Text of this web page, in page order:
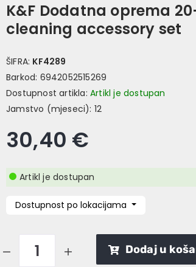
K&F Dodatna oprema
cleaning accessory set
ŠIFRA: KF4289
Barkod: 6942052515269
Dostupnost artikla: Artikl je dostupan
Jamstvo (mjeseci): 12
30,40 €
Artikl je dostupan
Dostupnost po lokacijama
Dodaj u